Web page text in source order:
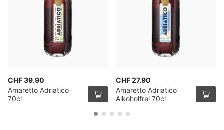
CHF 39.90
Amaretto Adriatico
70cl
CHF 27.90
Amaretto Adriatico
Alkoholfrei 70cl